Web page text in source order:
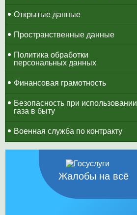
Открытые данные
Пространственные данные
Политика обработки
персональных данных
Финансовая грамотность
Безопасность при использовании
газа в быту
Военная служба по контракту
Жалобы на всё